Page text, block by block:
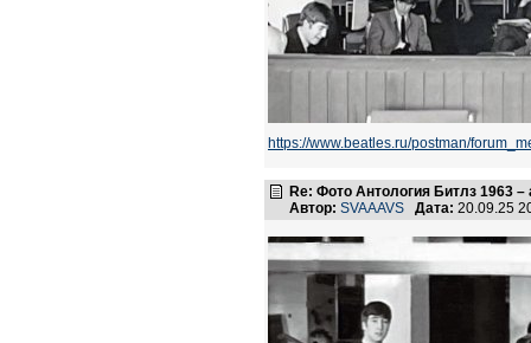
https://www.beatles.ru/postman/
Re: Фото Антология Битлз 1963 –
Автор: SVAAAVS Дата: 20.09.25